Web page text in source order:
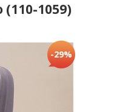
(110-1059)
-29%